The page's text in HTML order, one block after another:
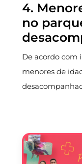
4.
no
De acordo com
menores de